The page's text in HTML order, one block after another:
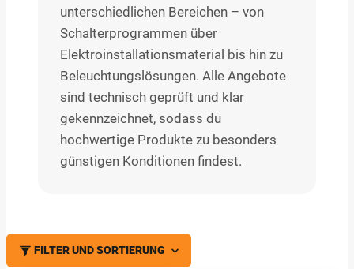
unterschiedlichen Bereichen – von
Schalterprogrammen über
Elektroinstallationsmaterial bis hin zu
Beleuchtungslösungen. Alle Angebote
sind technisch geprüft und klar
gekennzeichnet, sodass du
hochwertige Produkte zu besonders
günstigen Konditionen findest.
FILTER UND SORTIERUNG